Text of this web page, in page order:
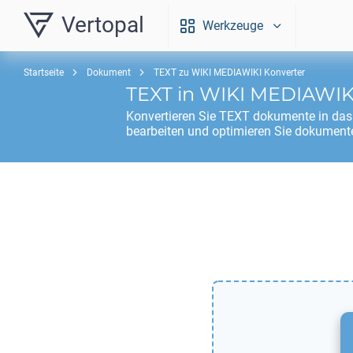
Vertopal Werkzeuge
Startseite Dokument TEXT zu WIKI MEDIAWIKI Konverter
TEXT in WIKI
Konvertieren Sie TEXT dokumente in das
bearbeiten und optimieren Sie